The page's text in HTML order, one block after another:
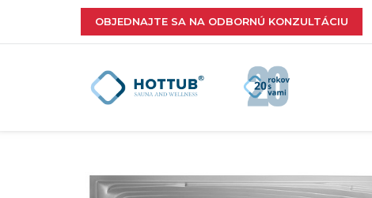
OBJEDNAJTE SA NA ODBORNÚ KONZULTÁCIU